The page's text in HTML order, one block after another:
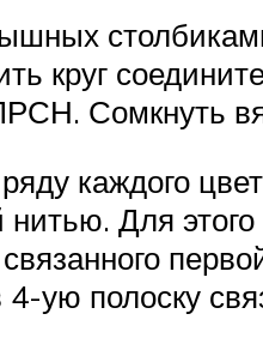
круг
Сомкнуть
каждого
нитью. Для
4-ую полоску